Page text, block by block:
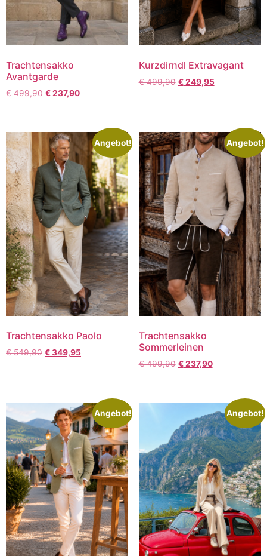
Trachtensakko
Avantgarde
€499,90 €237,90
Kurzdirndl Extravagant
€499,90 €249,95
Angebot!
Trachtensakko Paolo
€549,90 €349,95
Angebot!
Trachtensakko
Sommerleinen
€499,90 €237,90
Angebot! Angebot!